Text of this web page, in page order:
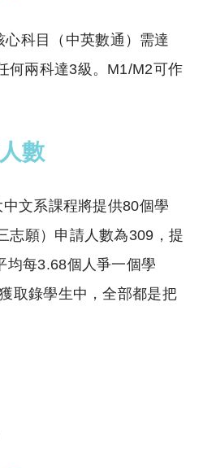
科目（中英數通）需達
何兩科達3級。M1/M2可作
數
文系課程將提供80個學
志願）申請人數為309，提
均每3.68個人爭一個學
取錄學生中，全部都是把